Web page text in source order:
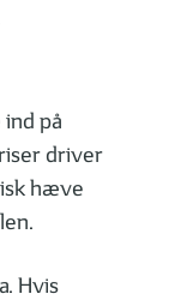
på
driver
hæve
Hvis